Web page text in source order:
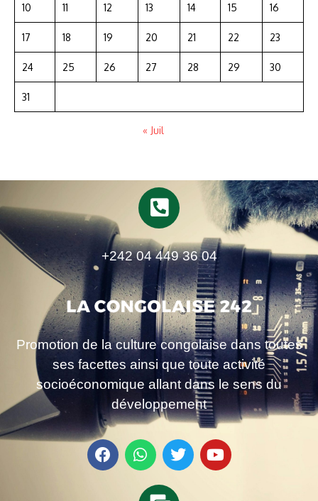
10 11 12 13 14 15 16
17 18 19 20 21 22 23
24 25 26 27 28 29 30
31
« Juil
+242 04 449 36 04
Promotion de la culture congolaise dans toutes
ses facettes ainsi que toute activité
socioéconomique allant dans le sens du
développement